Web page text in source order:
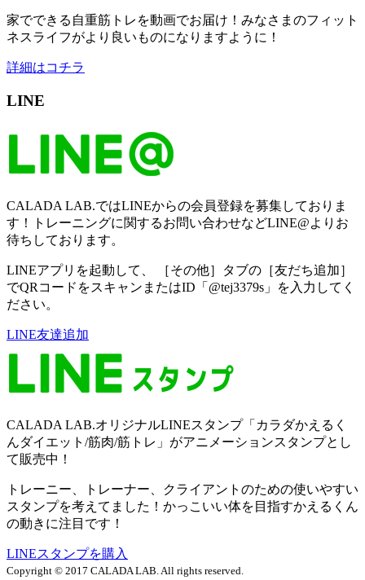
家でできる自重筋トレを動画でお届け！みなさまのフィット
ネスライフがより良いものになりますように！
詳細はコチラ
LINE
CALADA LAB.ではLINEからの会員登録を募集しておりま
す！トレーニングに関するお問い合わせなどLINE@よりお
待ちしております。
LINEアプリを起動して、 ［その他］タブの［友だち追加］
でQRコードをスキャンまたはID「@tej3379s」を入力してく
ださい。
LINE友達追加
CALADA LAB.オリジナルLINEスタンプ「カラダかえるく
んダイエット/筋肉/筋トレ」がアニメーションスタンプとし
て販売中！
トレーニー、トレーナー、クライアントのための使いやすい
スタンプを考えてました！かっこいい体を目指すかえるくん
の動きに注目です！
LINEスタンプを購入
Copyright © 2017 CALADA LAB. All rights reserved.